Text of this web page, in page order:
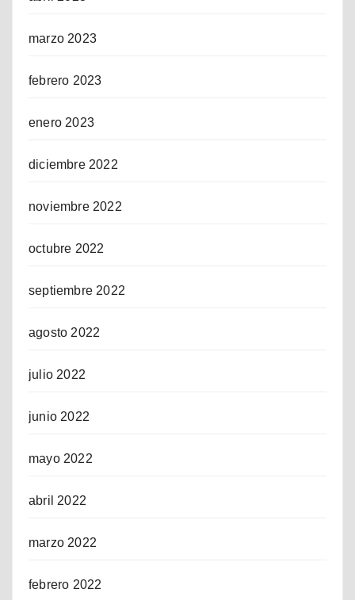
marzo 2023
febrero 2023
enero 2023
diciembre 2022
noviembre 2022
octubre 2022
septiembre 2022
agosto 2022
julio 2022
junio 2022
mayo 2022
abril 2022
marzo 2022
febrero 2022